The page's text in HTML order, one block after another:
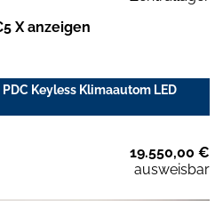
X anzeigen
Keyless Klimaautom LED
19.550,00 €
ausweisbar